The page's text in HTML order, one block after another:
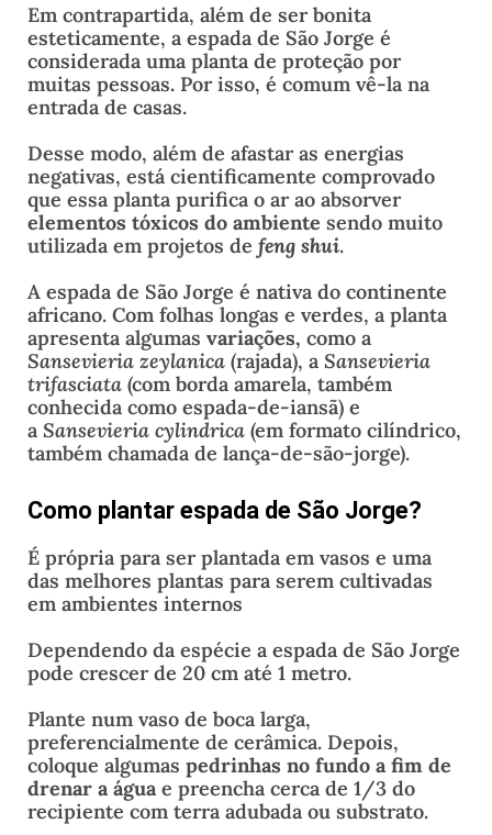
Em contrapartida, além de ser bonita
esteticamente, a espada de São Jorge é
considerada uma planta de proteção por
muitas pessoas. Por isso, é comum vê-la na
entrada de casas.
Desse modo, além de afastar as energias
negativas, está cientificamente comprovado
que essa planta purifica o ar ao absorver
elementos tóxicos do ambiente sendo muito
utilizada em projetos de feng shui.
A espada de São Jorge é nativa do continente
africano. Com folhas longas e verdes, a planta
apresenta algumas variações, como a
Sansevieria zeylanica (rajada), a Sansevieria
trifasciata (com borda amarela, também
conhecida como espada-de-iansã) e
a Sansevieria cylindrica (em formato cilíndrico,
também chamada de lança-de-são-jorge).
Como plantar espada de São Jorge?
É própria para ser plantada em vasos e uma
das melhores plantas para serem cultivadas
em ambientes internos
Dependendo da espécie a espada de São Jorge
pode crescer de 20 cm até 1 metro.
Plante num vaso de boca larga,
preferencialmente de cerâmica. Depois,
coloque algumas pedrinhas no fundo a fim de
drenar a águae preencha cerca de 1/3 do
recipiente com terra adubada ou substrato.